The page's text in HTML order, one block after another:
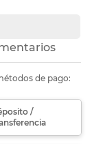
de pago:
/